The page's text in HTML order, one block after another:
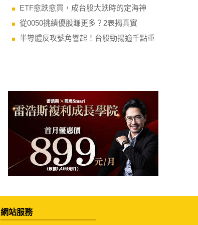
ETF愈跌愈買，成台股大跌時的定海神
從0050挑績優股賺更多？2表揭真實
半導體反攻號角響起！台股勁揚逾千點重
網站服務